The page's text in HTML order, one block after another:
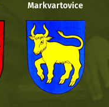
Markvartovice